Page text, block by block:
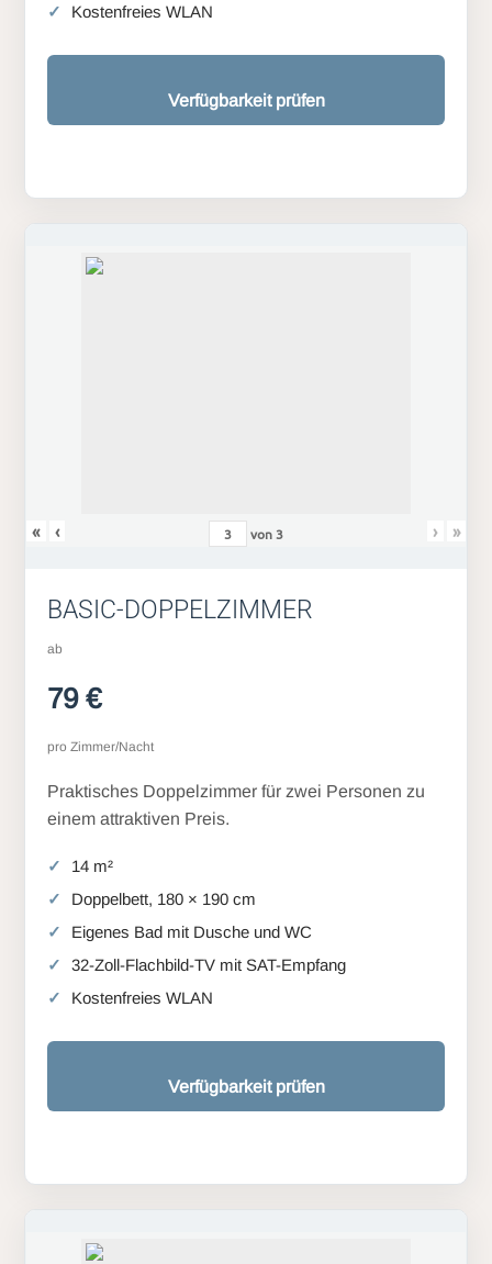
Kostenfreies WLAN
Verfügbarkeit prüfen
« ‹ von3 › »
BASIC-DOPPELZIMMER
ab
79 €
pro Zimmer/Nacht
Praktisches Doppelzimmer für zwei Personen zu
einem attraktiven Preis.
14 m²
Doppelbett, 180 × 190 cm
Eigenes Bad mit Dusche und WC
32-Zoll-Flachbild-TV mit SAT-Empfang
Kostenfreies WLAN
Verfügbarkeit prüfen